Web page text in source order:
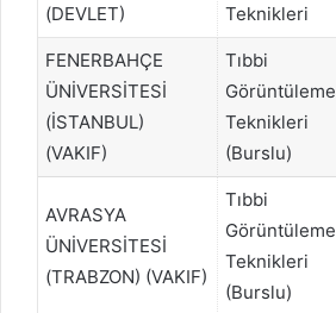
(DEVLET)
Teknikleri
FENERBAHÇE
ÜNİVERSİTESİ
(İSTANBUL)
(VAKIF)
Tıbbi
Görüntüleme
Teknikleri
(Burslu)
AVRASYA
ÜNİVERSİTESİ
(TRABZON) (VAKIF)
Tıbbi
Görüntüleme
Teknikleri
(Burslu)